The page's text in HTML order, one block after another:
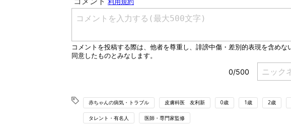
赤ちゃんの病気・トラブル 皮膚科医 友利新 0歳 1歳 2歳
タレント・有名人 医師・専門家監修